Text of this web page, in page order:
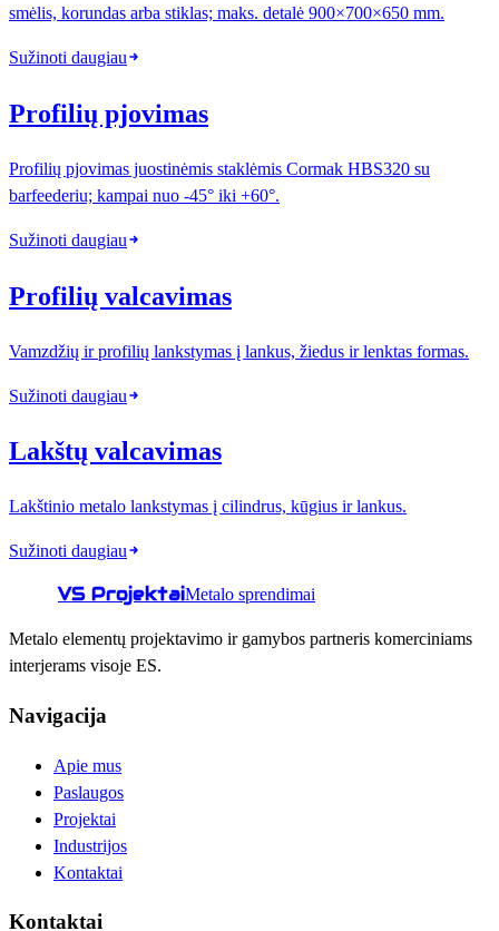
smėlis, korundas arba stiklas; maks. detalė 900×700×650 mm.
Sužinoti daugiau
Profilių pjovimas
Profilių pjovimas juostinėmis staklėmis Cormak HBS320 su
barfeederiu; kampai nuo -45° iki +60°.
Sužinoti daugiau
Profilių valcavimas
Vamzdžių ir profilių lankstymas į lankus, žiedus ir lenktas formas.
Sužinoti daugiau
Lakštų valcavimas
Lakštinio metalo lankstymas į cilindrus, kūgius ir lankus.
Sužinoti daugiau
VS ProjektaiMetalo sprendimai
Metalo elementų projektavimo ir gamybos partneris komerciniams
interjerams visoje ES.
Navigacija
Apie mus
Paslaugos
Projektai
Industrijos
Kontaktai
Kontaktai